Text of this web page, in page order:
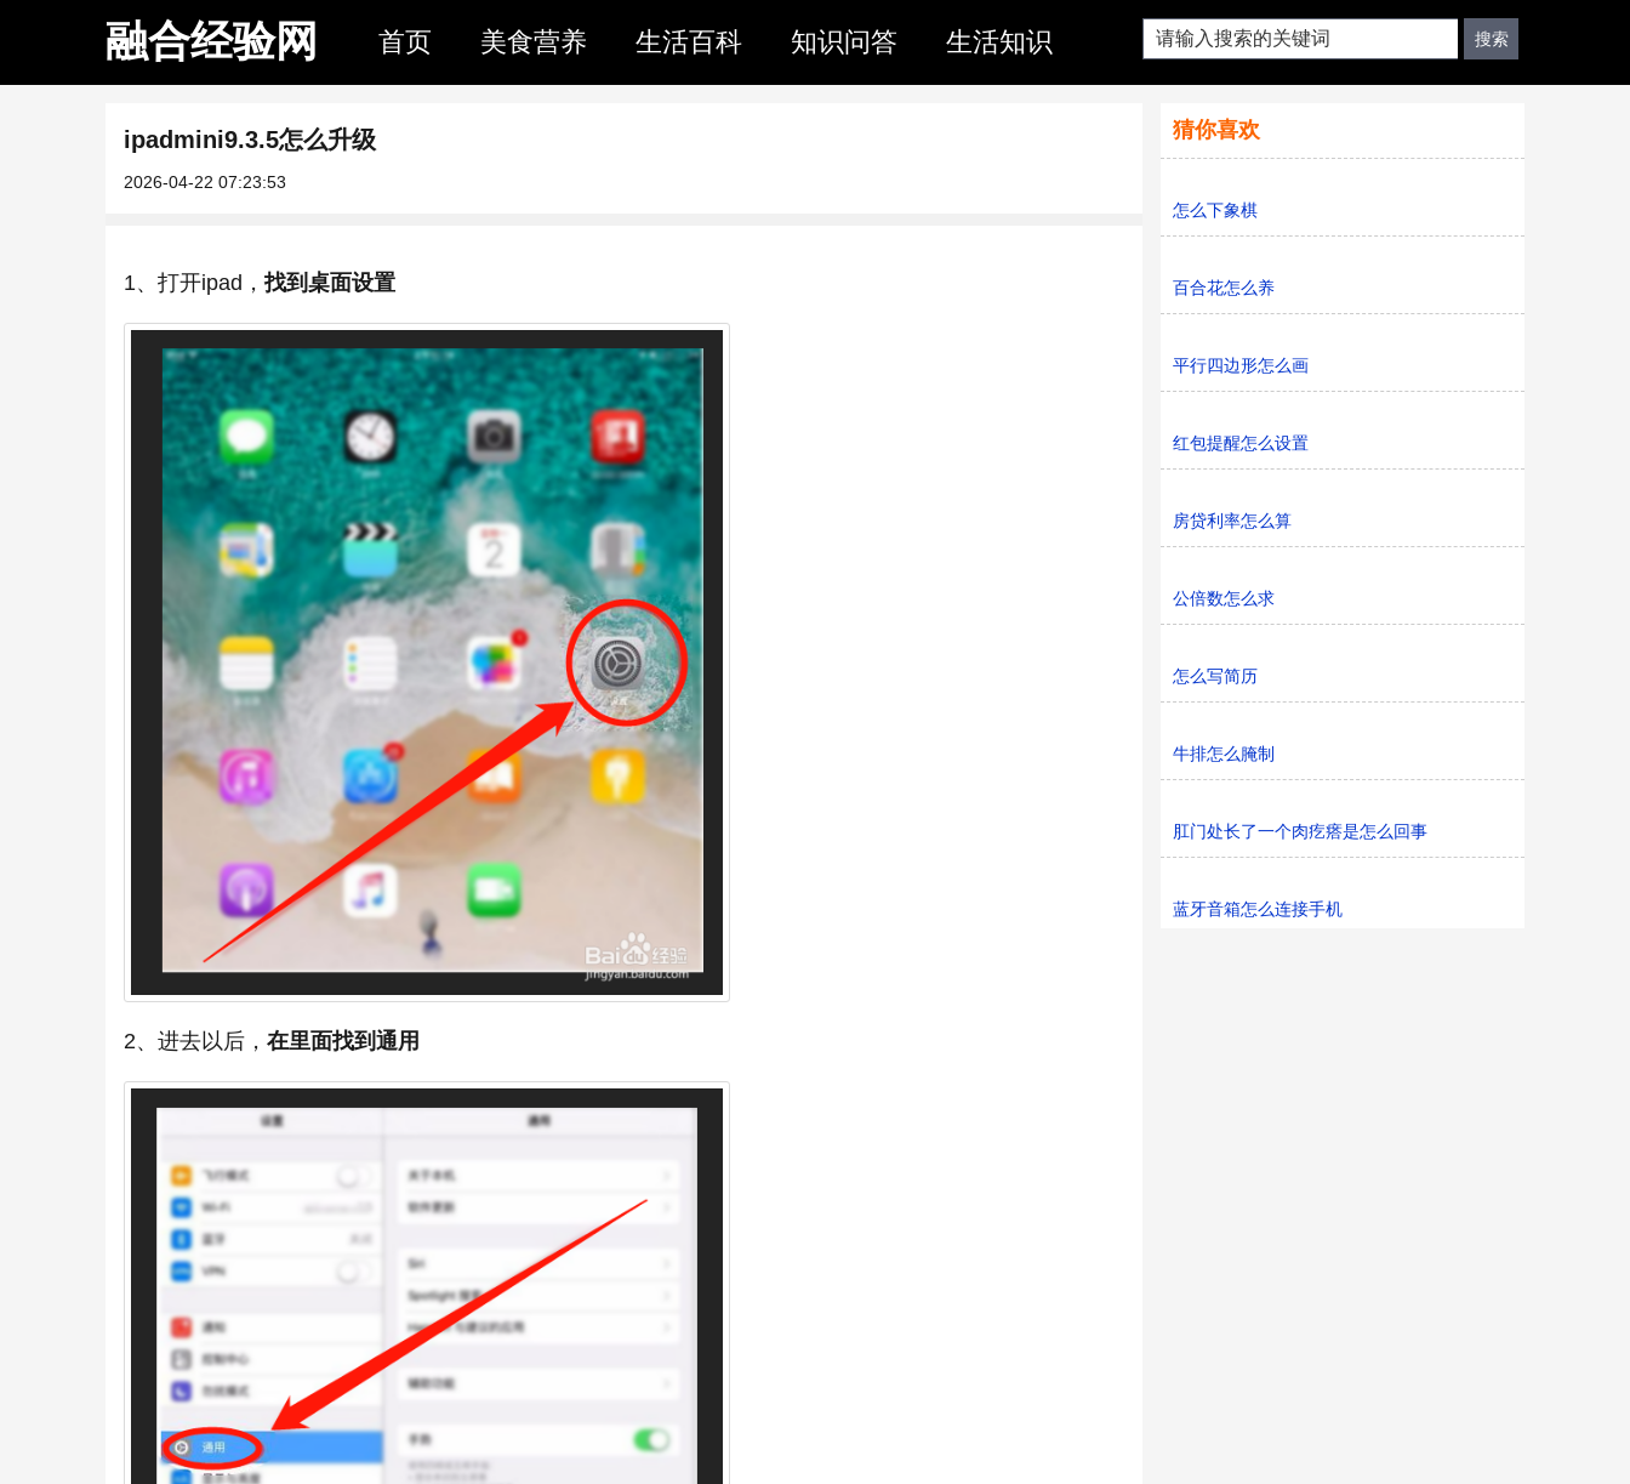
融合经验网 首页 美食营养 生活百科 知识问答 生活知识
ipadmini9.3.5怎么升级
2026-04-22 07:23:53
1、打开ipad，找到桌面设置
2、进去以后， 在里面找到通用
猜你喜欢
怎么下象棋
百合花怎么养
平行四边形怎么画
红包提醒怎么设置
房贷利率怎么算
公倍数怎么求
怎么写简历
牛排怎么腌制
肛门处长了一个肉疙瘩是怎么回事
蓝牙音箱怎么连接手机